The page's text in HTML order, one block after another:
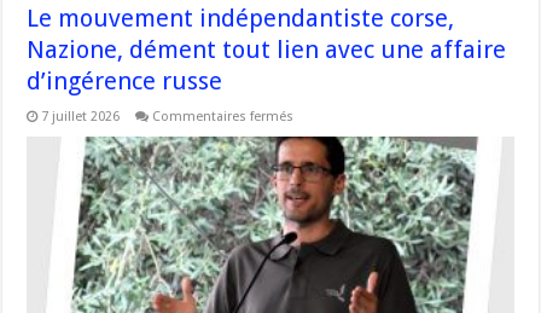
Le mouvement indépendantiste corse,
Nazione, dément tout lien avec une affaire
d’ingérence russe
7 juillet 2026 Commentaires fermés
mouvement
indépendantiste
corse,
Nazione,
dément
tout
lien
avec
une
affaire
d’ingérence